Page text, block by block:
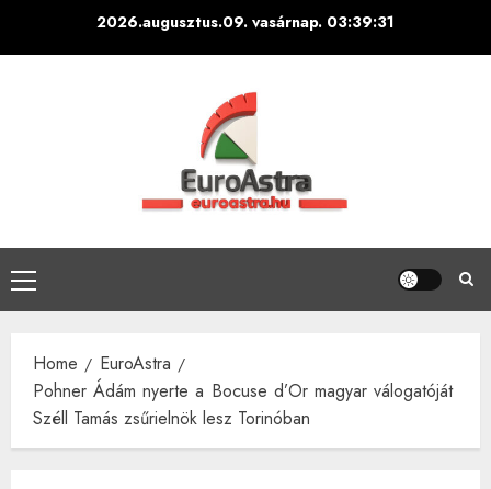
2026.augusztus.09. vasárnap. 03:39:32
Primary
Menu
Home
EuroAstra
Pohner Ádám nyerte a Bocuse d’Or magyar válogatóját
Széll Tamás zsűrielnök lesz Torinóban